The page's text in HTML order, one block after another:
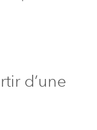
d’une